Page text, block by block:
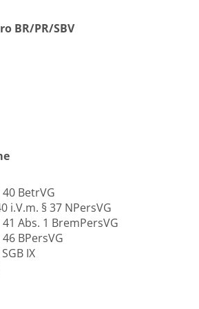
BR/PR/SBV
40 BetrVG
i.V.m. § 37 NPersVG
41 Abs. 1 BremPersVG
BPersVG
IX